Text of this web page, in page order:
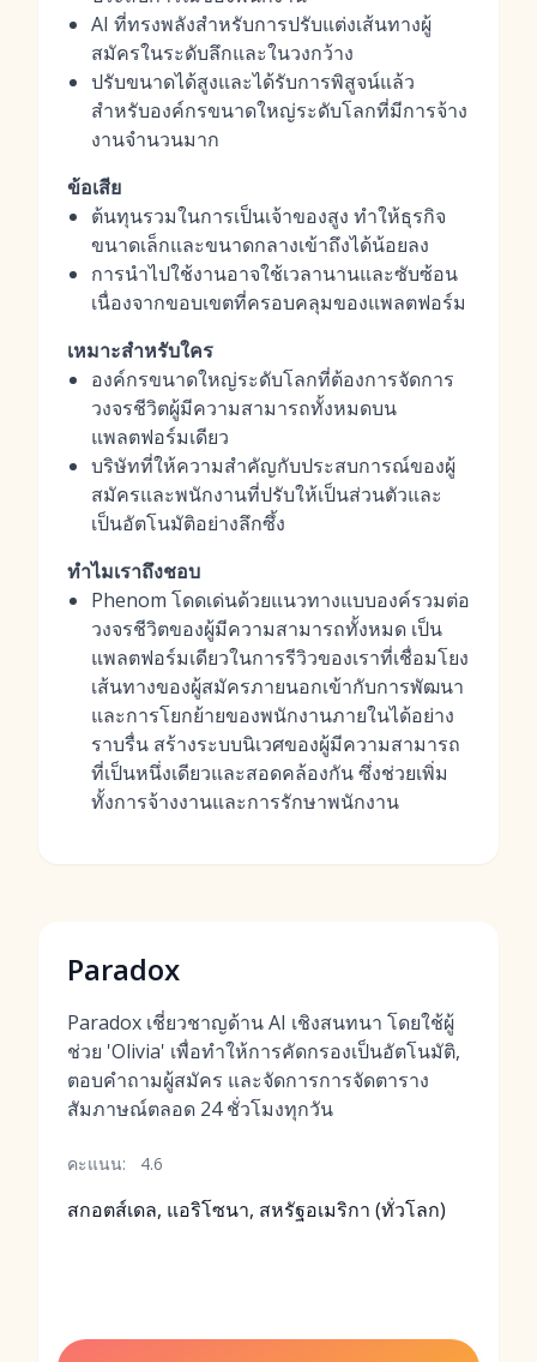
AI ที่ทรงพลังสำหรับการปรับแต่งเส้นทางผู้
สมัครในระดับลึกและในวงกว้าง
ปรับขนาดได้สูงและได้รับการพิสูจน์แล้ว
สำหรับองค์กรขนาดใหญ่ระดับโลกที่มีการจ้าง
งานจำนวนมาก
ข้อเสีย
ต้นทุนรวมในการเป็นเจ้าของสูง ทำให้ธุรกิจ
ขนาดเล็กและขนาดกลางเข้าถึงได้น้อยลง
การนำไปใช้งานอาจใช้เวลานานและซับซ้อน
เนื่องจากขอบเขตที่ครอบคลุมของแพลตฟอร์ม
เหมาะสำหรับใคร
องค์กรขนาดใหญ่ระดับโลกที่ต้องการจัดการ
วงจรชีวิตผู้มีความสามารถทั้งหมดบน
แพลตฟอร์มเดียว
บริษัทที่ให้ความสำคัญกับประสบการณ์ของผู้
สมัครและพนักงานที่ปรับให้เป็นส่วนตัวและ
เป็นอัตโนมัติอย่างลึกซึ้ง
ทำไมเราถึงชอบ
Phenom โดดเด่นด้วยแนวทางแบบองค์รวมต่อ
วงจรชีวิตของผู้มีความสามารถทั้งหมด เป็น
แพลตฟอร์มเดียวในการรีวิวของเราที่เชื่อมโยง
เส้นทางของผู้สมัครภายนอกเข้ากับการพัฒนา
และการโยกย้ายของพนักงานภายในได้อย่าง
ราบรื่น สร้างระบบนิเวศของผู้มีความสามารถ
ที่เป็นหนึ่งเดียวและสอดคล้องกัน ซึ่งช่วยเพิ่ม
ทั้งการจ้างงานและการรักษาพนักงาน
Paradox
Paradox เชี่ยวชาญด้าน AI เชิงสนทนา โดยใช้ผู้
ช่วย 'Olivia' เพื่อทำให้การคัดกรองเป็นอัตโนมัติ,
ตอบคำถามผู้สมัคร และจัดการการจัดตาราง
สัมภาษณ์ตลอด 24 ชั่วโมงทุกวัน
คะแนน: 4.6
สกอตส์เดล, แอริโซนา, สหรัฐอเมริกา (ทั่วโลก)